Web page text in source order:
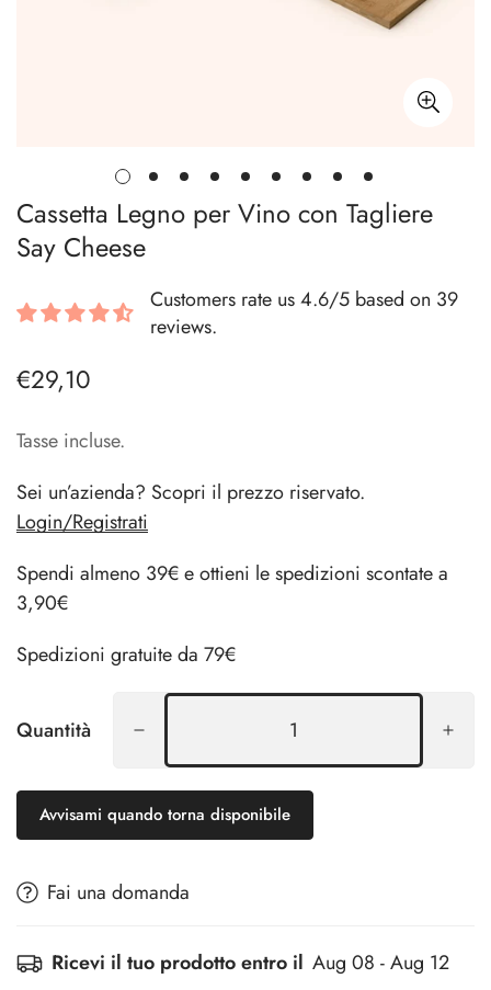
Cassetta Legno per Vino con Tagliere
Say Cheese
Customers rate us 4.6/5 based on 39
reviews.
Prezzo
€29,10
Tasse incluse.
Sei un’azienda? Scopri il prezzo riservato.
Login/Registrati
Spendi almeno 39€ e ottieni le spedizioni scontate a
3,90€
Spedizioni gratuite da 79€
Quantità
Avvisami quando torna disponibile
Fai una domanda
Ricevi il tuo prodotto entro il Aug 08 - Aug 12